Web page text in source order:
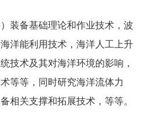
装备基础理论和作业技术，波
洋能利用技术，海洋人工上升
技术及其对海洋环境的影响，
等等，同时研究海洋流体力
相关支撑和拓展技术，等等。